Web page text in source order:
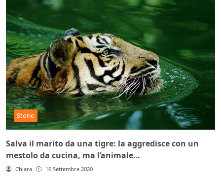
Storie
Salva il marito da una tigre: la aggredisce con un
mestolo da cucina, ma l’animale…
Chiara 16 Settembre 2020